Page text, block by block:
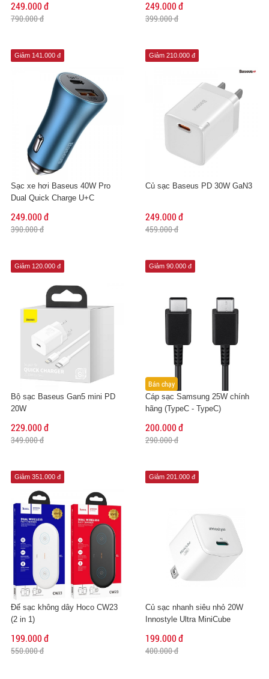
249.000 đ
790.000 đ
249.000 đ
399.000 đ
Giảm 141.000 đ
Sạc xe hơi Baseus 40W Pro
Dual Quick Charge U+C
249.000 đ
390.000 đ
Giảm 210.000 đ
Củ sạc Baseus PD 30W GaN3
249.000 đ
459.000 đ
Giảm 120.000 đ
Bộ sạc Baseus Gan5 mini PD
20W
229.000 đ
349.000 đ
Bán chạy
Giảm 90.000 đ
Cáp sạc Samsung 25W chính
hãng (TypeC - TypeC)
200.000 đ
290.000 đ
Giảm 351.000 đ
Đế sạc không dây Hoco CW23
(2 in 1)
199.000 đ
550.000 đ
Giảm 201.000 đ
Củ sạc nhanh siêu nhỏ 20W
Innostyle Ultra MiniCube
199.000 đ
400.000 đ